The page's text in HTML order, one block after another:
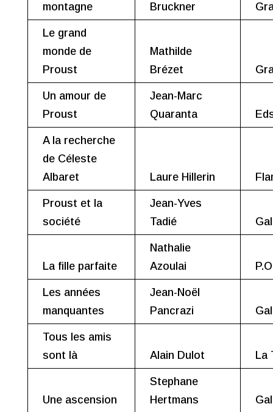
montagne
Bruckner
Le grand
monde de
Proust
Mathilde
Brézet
Un amour de
Proust
Jean-Marc
Quaranta
A la recherche
de Céleste
Albaret
Laure Hillerin
Proust et la
société
Jean-Yves
Tadié
La fille parfaite
Nathalie
Azoulai
Les années
manquantes
Jean-Noël
Pancrazi
Tous les amis
sont là
Alain Dulot La
Une ascension
Stephane
Hertmans